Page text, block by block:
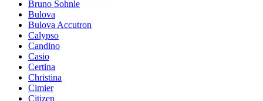
Bruno Sohnle
Bulova
Bulova Accutron
Calypso
Candino
Casio
Certina
Christina
Cimier
Citizen